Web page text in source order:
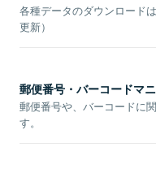
各種データのダウンロード
更新）
郵便番号・バーコードマ
郵便番号や、バーコードに
す。